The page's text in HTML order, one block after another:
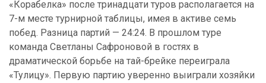
«Корабелка» после тринадцати туров располагается на
7-м месте турнирной таблицы, имея в активе семь
побед. Разница партий — 24:24. В прошлом туре
команда Светланы Сафроновой в гостях в
драматической борьбе на тай-брейке переиграла
«Тулицу». Первую партию уверенно выиграли хозяйки